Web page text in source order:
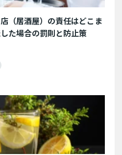
（居酒屋）の責任はどこま
た場合の罰則と防止策